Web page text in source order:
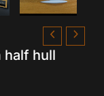
half hull